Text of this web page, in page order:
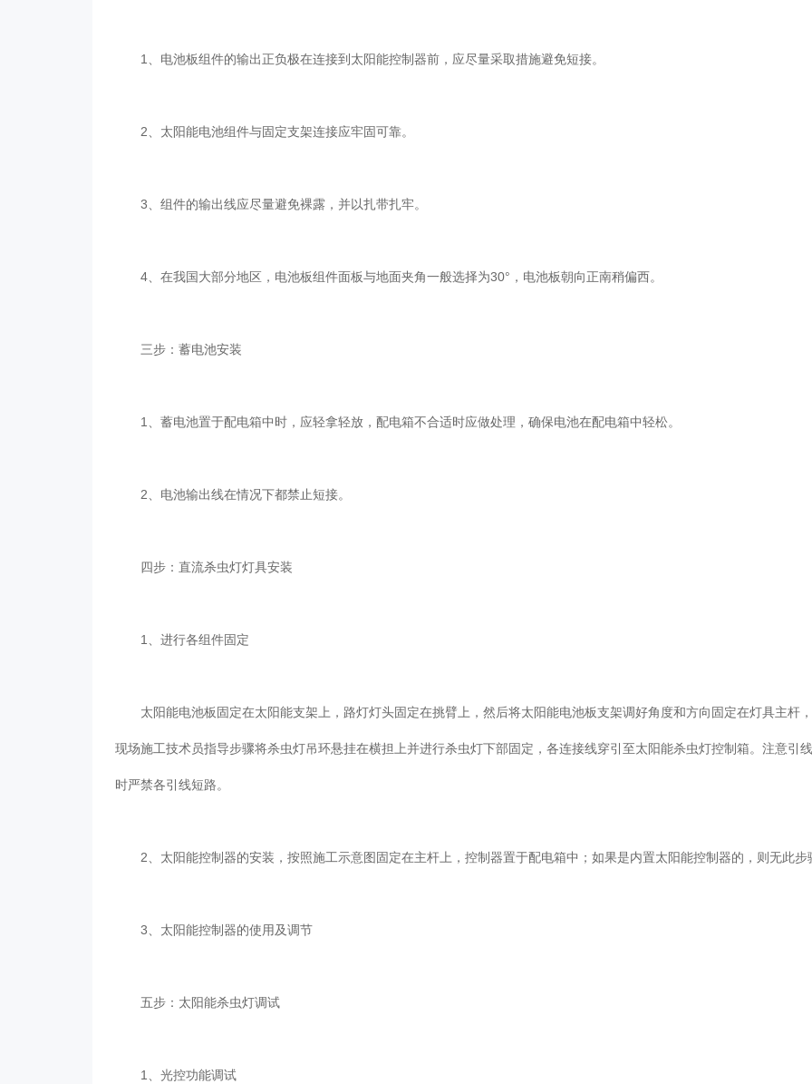
1、电池板组件的输出正负极在连接到太阳能控制器前，应尽量采取措施避免短接。
2、太阳能电池组件与固定支架连接应牢固可靠。
3、组件的输出线应尽量避免裸露，并以扎带扎牢。
4、在我国大部分地区，电池板组件面板与地面夹角一般选择为30°，电池板朝向正南稍偏西。
三步：蓄电池安装
1、蓄电池置于配电箱中时，应轻拿轻放，配电箱不合适时应做处理，确保电池在配电箱中轻松。
2、电池输出线在情况下都禁止短接。
四步：直流杀虫灯灯具安装
1、进行各组件固定
太阳能电池板固定在太阳能支架上，路灯灯头固定在挑臂上，然后将太阳能电池板支架调好角度和方向固定在灯具主杆
现场施工技术员指导步骤将杀虫灯吊环悬挂在横担上并进行杀虫灯下部固定，各连接线穿引至太阳能杀虫灯控制箱。注意引
时严禁各引线短路。
2、太阳能控制器的安装，按照施工示意图固定在主杆上，控制器置于配电箱中；如果是内置太阳能控制器的，则无此步
3、太阳能控制器的使用及调节
五步：太阳能杀虫灯调试
1、光控功能调试